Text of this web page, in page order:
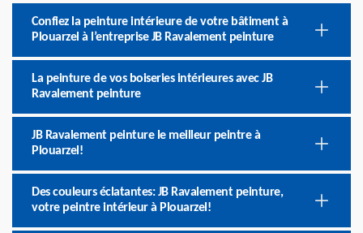
Confiez la peinture intérieure de votre bâtiment à
Plouarzel à l’entreprise JB Ravalement peinture
La peinture de vos boiseries intérieures avec JB
Ravalement peinture
JB Ravalement peinture le meilleur peintre à
Plouarzel!
Des couleurs éclatantes: JB Ravalement peinture,
votre peintre intérieur à Plouarzel!